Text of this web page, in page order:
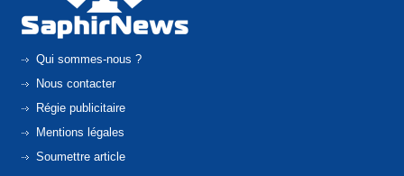
Qui sommes-nous ?
Nous contacter
Régie publicitaire
Mentions légales
Soumettre article